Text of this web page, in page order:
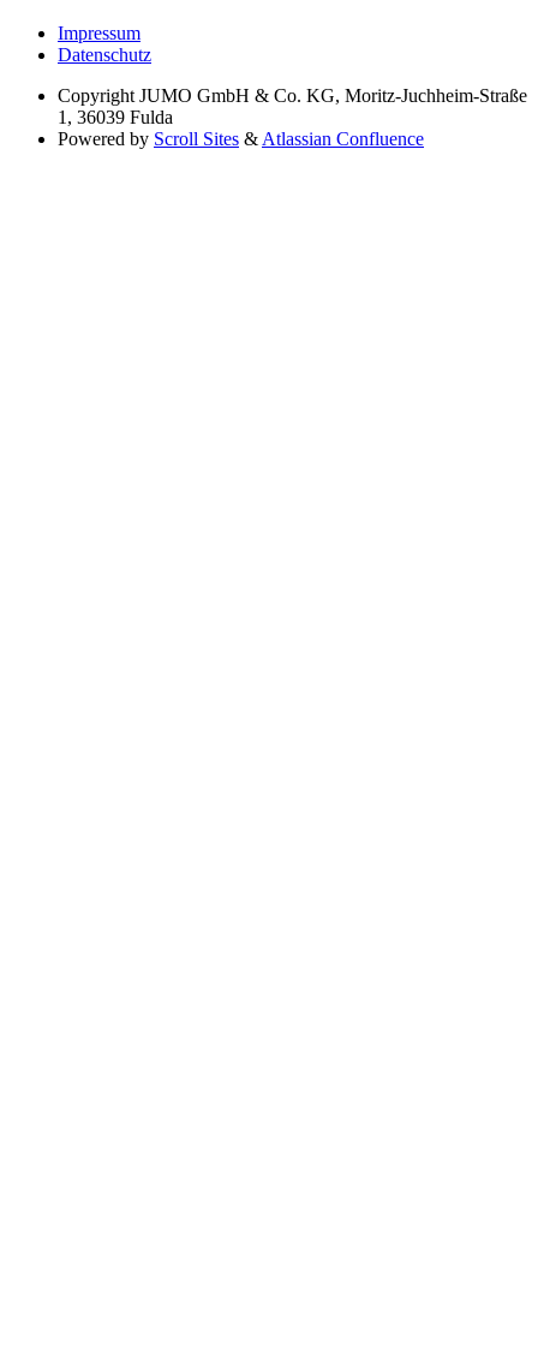
Impressum
Datenschutz
Copyright JUMO GmbH & Co. KG, Moritz-Juchheim-Straße
1, 36039 Fulda
Powered by Scroll Sites & Atlassian Confluence